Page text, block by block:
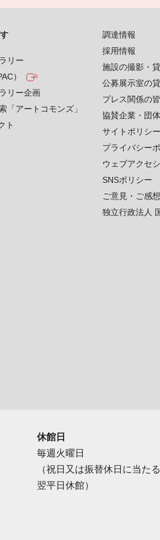
リー
）
リー企画
「アートコモンズ」
ト
調達情報
採用情報
施設の撮影・
公募展示室の
プレス関係の
協賛企業・団体
サイトポリシー
プライバシー
ウェブアクセ
SNSポリシー
ご意見・ご感想
独立行政法人
休館日
毎週火曜日
（祝日又は振替休日に当た
翌平日休館）